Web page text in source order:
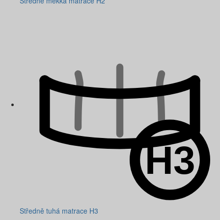
Středně tuhá matrace H3